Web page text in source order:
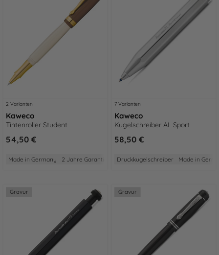
2 Varianten
Kaweco
Tintenroller Student
54,50 €
Made in Germany 2 Jahre Garantie Aus Edelharz
7 Varianten
Kaweco
Kugelschreiber AL Sport
58,50 €
Druckkugelschreiber Made in
Gravur Gravur